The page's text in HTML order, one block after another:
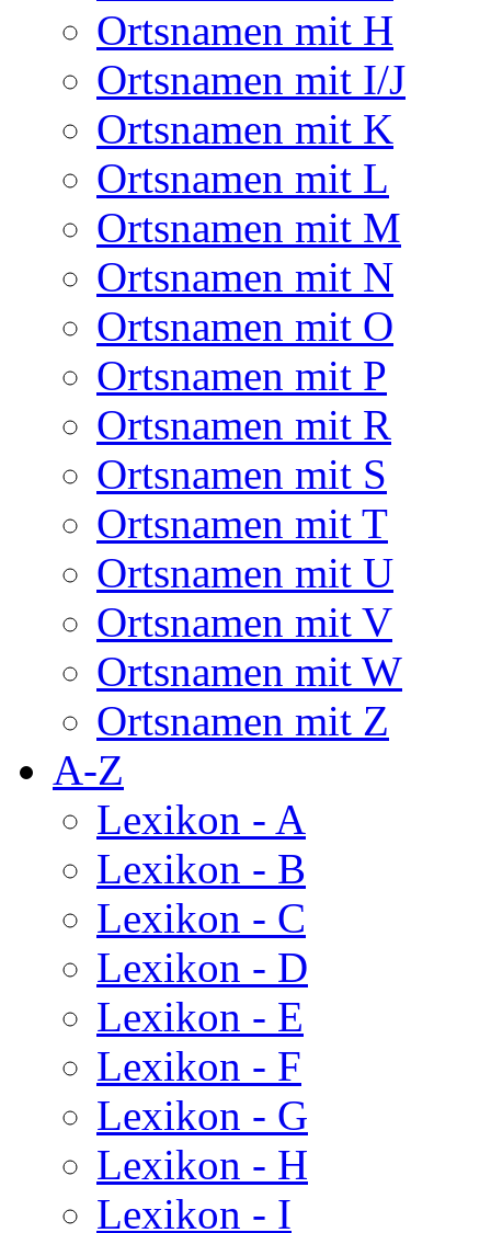
Ortsnamen mit H
Ortsnamen mit I/J
Ortsnamen mit K
Ortsnamen mit L
Ortsnamen mit M
Ortsnamen mit N
Ortsnamen mit O
Ortsnamen mit P
Ortsnamen mit R
Ortsnamen mit S
Ortsnamen mit T
Ortsnamen mit U
Ortsnamen mit V
Ortsnamen mit W
Ortsnamen mit Z
A-Z
Lexikon - A
Lexikon - B
Lexikon - C
Lexikon - D
Lexikon - E
Lexikon - F
Lexikon - G
Lexikon - H
Lexikon - I